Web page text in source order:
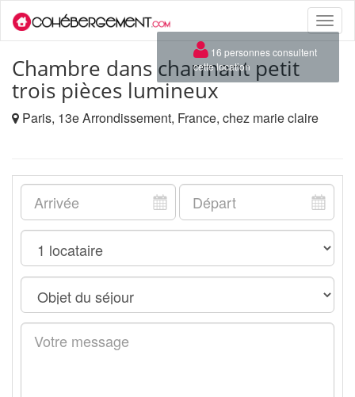
Toggle
Chambre dans charmant petit
trois pièces lumineux
Paris, 13e Arrondissement, France, chez marie claire
×
16 personnes consultent
cette location